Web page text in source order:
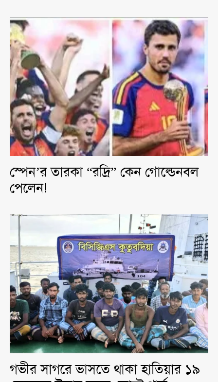
স্পেন’র তারকা “রদ্রি” কেন গোল্ডেনবল
পেলেন!
গভীর সাগরে ভাসতে থাকা হাতিয়ার ১৯